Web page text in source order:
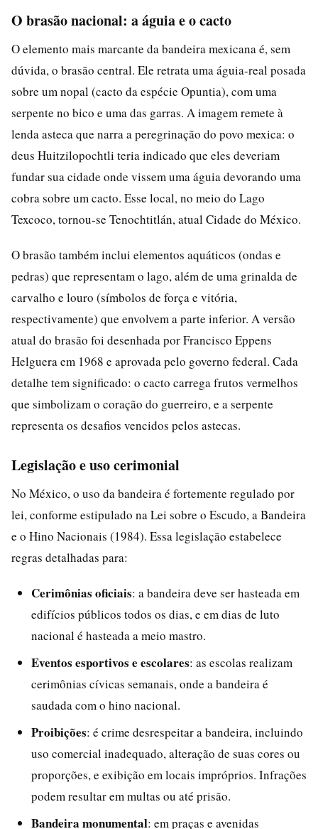
O brasão nacional: a águia e o cacto
O elemento mais marcante da bandeira mexicana é, sem
dúvida, o brasão central. Ele retrata uma águia-real posada
sobre um nopal (cacto da espécie Opuntia), com uma
serpente no bico e uma das garras. A imagem remete à
lenda asteca que narra a peregrinação do povo mexica: o
deus Huitzilopochtli teria indicado que eles deveriam
fundar sua cidade onde vissem uma águia devorando uma
cobra sobre um cacto. Esse local, no meio do Lago
Texcoco, tornou-se Tenochtitlán, atual Cidade do México.
O brasão também inclui elementos aquáticos (ondas e
pedras) que representam o lago, além de uma grinalda de
carvalho e louro (símbolos de força e vitória,
respectivamente) que envolvem a parte inferior. A versão
atual do brasão foi desenhada por Francisco Eppens
Helguera em 1968 e aprovada pelo governo federal. Cada
detalhe tem significado: o cacto carrega frutos vermelhos
que simbolizam o coração do guerreiro, e a serpente
representa os desafios vencidos pelos astecas.
Legislação e uso cerimonial
No México, o uso da bandeira é fortemente regulado por
lei, conforme estipulado na Lei sobre o Escudo, a Bandeira
e o Hino Nacionais (1984). Essa legislação estabelece
regras detalhadas para:
Cerimônias oficiais: a bandeira deve ser hasteada em
edifícios públicos todos os dias, e em dias de luto
nacional é hasteada a meio mastro.
Eventos esportivos e escolares: as escolas realizam
cerimônias cívicas semanais, onde a bandeira é
saudada com o hino nacional.
Proibições: é crime desrespeitar a bandeira, incluindo
uso comercial inadequado, alteração de suas cores ou
proporções, e exibição em locais impróprios. Infrações
podem resultar em multas ou até prisão.
Bandeira monumental: em praças e avenidas